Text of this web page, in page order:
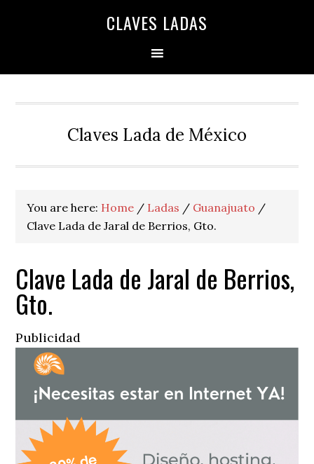
CLAVES LADAS
Claves Lada de México
You are here: Home / Ladas / Guanajuato /
Clave Lada de Jaral de Berrios, Gto.
Clave Lada de Jaral de Berrios,
Gto.
Publicidad